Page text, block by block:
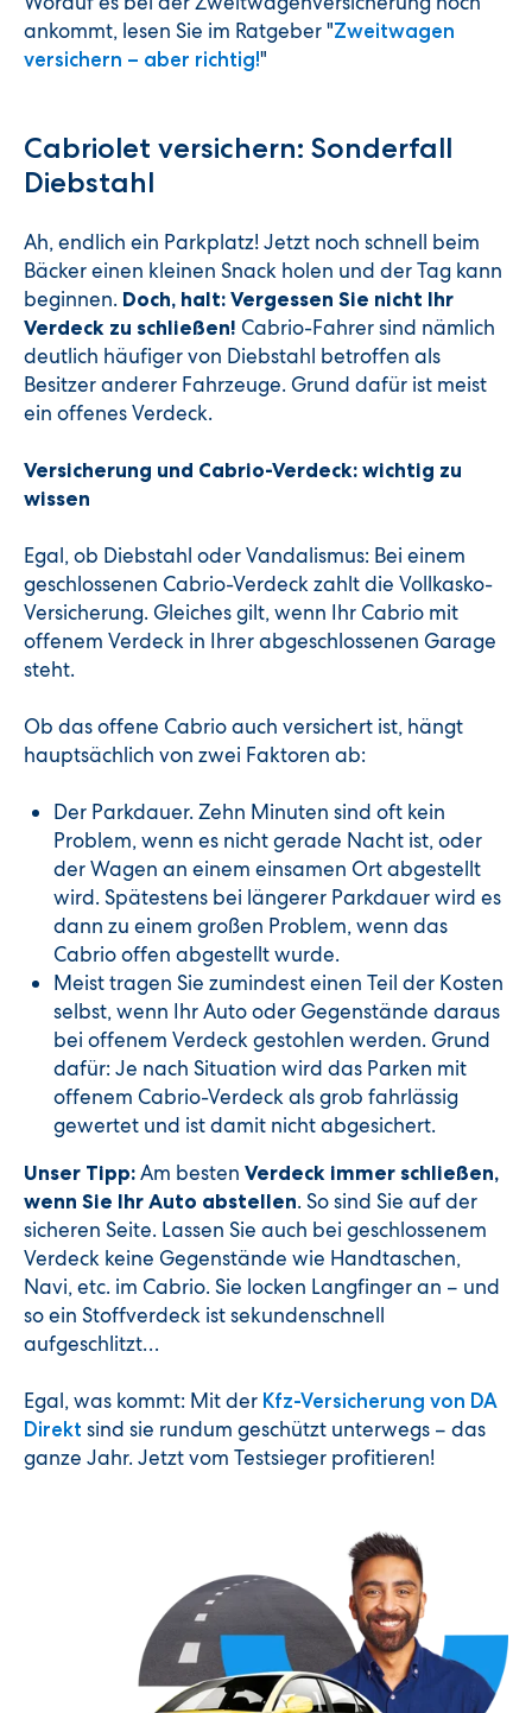
ankommt, lesen Sie im Ratgeber "Zweitwagen
versichern – aber richtig!"
Cabriolet versichern: Sonderfall
Diebstahl
Ah, endlich ein Parkplatz! Jetzt noch schnell beim
Bäcker einen kleinen Snack holen und der Tag kann
beginnen. Doch, halt: Vergessen Sie nicht Ihr
Verdeck zu schließen! Cabrio-Fahrer sind nämlich
deutlich häufiger von Diebstahl betroffen als
Besitzer anderer Fahrzeuge. Grund dafür ist meist
ein offenes Verdeck.
Versicherung und Cabrio-Verdeck: wichtig zu
wissen
Egal, ob Diebstahl oder Vandalismus: Bei einem
geschlossenen Cabrio-Verdeck zahlt die Vollkasko-
Versicherung. Gleiches gilt, wenn Ihr Cabrio mit
offenem Verdeck in Ihrer abgeschlossenen Garage
steht.
Ob das offene Cabrio auch versichert ist, hängt
hauptsächlich von zwei Faktoren ab:
Der Parkdauer. Zehn Minuten sind oft kein
Problem, wenn es nicht gerade Nacht ist, oder
der Wagen an einem einsamen Ort abgestellt
wird. Spätestens bei längerer Parkdauer wird es
dann zu einem großen Problem, wenn das
Cabrio offen abgestellt wurde.
Meist tragen Sie zumindest einen Teil der Kosten
selbst, wenn Ihr Auto oder Gegenstände daraus
bei offenem Verdeck gestohlen werden. Grund
dafür: Je nach Situation wird das Parken mit
offenem Cabrio-Verdeck als grob fahrlässig
gewertet und ist damit nicht abgesichert.
Unser Tipp: Am besten Verdeck immer schließen,
wenn Sie Ihr Auto abstellen. So sind Sie auf der
sicheren Seite. Lassen Sie auch bei geschlossenem
Verdeck keine Gegenstände wie Handtaschen,
Navi, etc. im Cabrio. Sie locken Langfinger an – und
so ein Stoffverdeck ist sekundenschnell
aufgeschlitzt…
Egal, was kommt: Mit der Kfz-Versicherung von DA
Direkt sind sie rundum geschützt unterwegs – das
ganze Jahr. Jetzt vom Testsieger profitieren!